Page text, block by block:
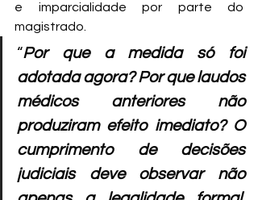
e imparcialidade por parte do
magistrado.
“Por que a medida só foi
adotada agora? Por que laudos
médicos anteriores não
produziram efeito imediato? O
cumprimento de decisões
judiciais deve observar não